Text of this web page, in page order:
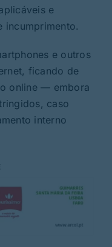
e
incumprimento.
e outros
ficando de
online — embora
caso
interno